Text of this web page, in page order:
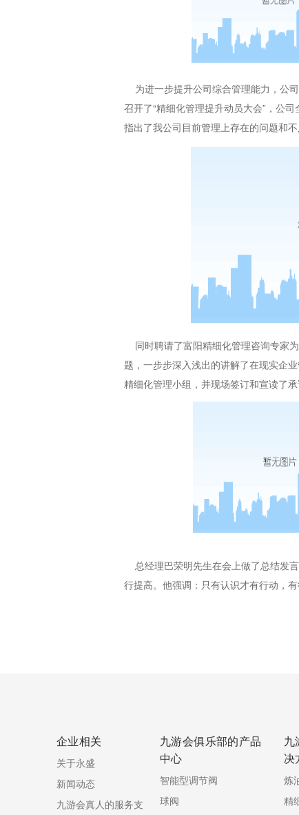
为进一步提升公司综合管理能力，公
召开了“精细化管理提升动员大会”，公
指出了我公司目前管理上存在的问题和
同时聘请了富阳精细化管理咨询专家
题，一步步深入浅出的讲解了在现实企
精细化管理小组，并现场签订和宣读了
总经理巴荣明先生在会上做了总结发
行提高。他强调：只有认识才有行动，
企业相关
关于永盛
新闻动态
九游会真人的服务支
九游会俱乐部的产品
中心
智能型调节阀
球阀
九
决
炼
精